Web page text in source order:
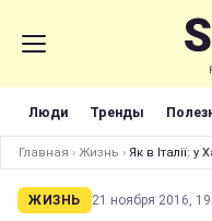
Люди Тренды
Главная › Жизнь › Як в Італії:
ЖИЗНЬ 21 ноября 2016,